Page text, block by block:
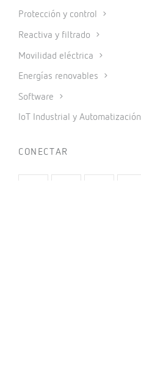
Protección y control
Reactiva y filtrado
Movilidad eléctrica
Energías renovables
Software
IoT Industrial y Automatización
CONECTAR